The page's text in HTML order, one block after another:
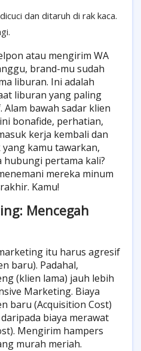
dan ditaruh di rak kaca.
atau mengirim WA
brand-mu sudah
liburan. Ini adalah
liburan yang paling
bawah sadar klien
bonafide, perhatian,
kerja kembali dan
kamu tawarkan,
hubungi pertama kali?
mereka minum
Kamu!
Mencegah
itu harus agresif
baru). Padahal,
(klien lama) jauh lebih
Marketing. Biaya
baru (Acquisition Cost)
biaya merawat
Mengirim hampers
murah meriah.